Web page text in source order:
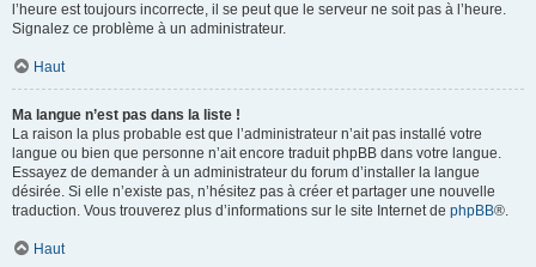
l’heure est toujours incorrecte, il se peut que le serveur ne soit pas à l’heure.
Signalez ce problème à un administrateur.
Haut
Ma langue n’est pas dans la liste !
La raison la plus probable est que l’administrateur n’ait pas installé votre
langue ou bien que personne n’ait encore traduit phpBB dans votre langue.
Essayez de demander à un administrateur du forum d’installer la langue
désirée. Si elle n’existe pas, n’hésitez pas à créer et partager une nouvelle
traduction. Vous trouverez plus d’informations sur le site Internet de phpBB®.
Haut